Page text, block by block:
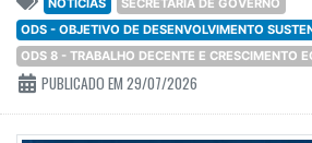
NOTÍCIAS
SECRETARIA DE GOVERNO
ODS - OBJETIVO DE DESENVOLVIMENTO
ODS 8 - TRABALHO DECENTE E CRESCIMENTO
PUBLICADO EM 29/07/2026